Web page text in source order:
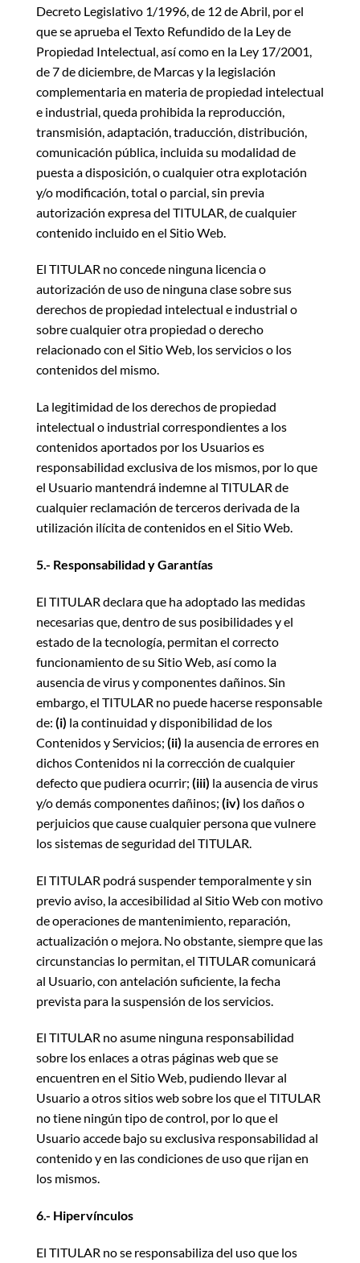
Decreto Legislativo 1/1996, de 12 de Abril, por el
que se aprueba el Texto Refundido de la Ley de
Propiedad Intelectual, así como en la Ley 17/2001,
de 7 de diciembre, de Marcas y la legislación
complementaria en materia de propiedad intelectual
e industrial, queda prohibida la reproducción,
transmisión, adaptación, traducción, distribución,
comunicación pública, incluida su modalidad de
puesta a disposición, o cualquier otra explotación
y/o modificación, total o parcial, sin previa
autorización expresa del TITULAR, de cualquier
contenido incluido en el Sitio Web.
El TITULAR no concede ninguna licencia o
autorización de uso de ninguna clase sobre sus
derechos de propiedad intelectual e industrial o
sobre cualquier otra propiedad o derecho
relacionado con el Sitio Web, los servicios o los
contenidos del mismo.
La legitimidad de los derechos de propiedad
intelectual o industrial correspondientes a los
contenidos aportados por los Usuarios es
responsabilidad exclusiva de los mismos, por lo que
el Usuario mantendrá indemne al TITULAR de
cualquier reclamación de terceros derivada de la
utilización ilícita de contenidos en el Sitio Web.
5.- Responsabilidad y Garantías
El TITULAR declara que ha adoptado las medidas
necesarias que, dentro de sus posibilidades y el
estado de la tecnología, permitan el correcto
funcionamiento de su Sitio Web, así como la
ausencia de virus y componentes dañinos. Sin
embargo, el TITULAR no puede hacerse responsable
de: (i) la continuidad y disponibilidad de los
Contenidos y Servicios; (ii) la ausencia de errores en
dichos Contenidos ni la corrección de cualquier
defecto que pudiera ocurrir; (iii) la ausencia de virus
y/o demás componentes dañinos; (iv) los daños o
perjuicios que cause cualquier persona que vulnere
los sistemas de seguridad del TITULAR.
El TITULAR podrá suspender temporalmente y sin
previo aviso, la accesibilidad al Sitio Web con motivo
de operaciones de mantenimiento, reparación,
actualización o mejora. No obstante, siempre que las
circunstancias lo permitan, el TITULAR comunicará
al Usuario, con antelación suficiente, la fecha
prevista para la suspensión de los servicios.
El TITULAR no asume ninguna responsabilidad
sobre los enlaces a otras páginas web que se
encuentren en el Sitio Web, pudiendo llevar al
Usuario a otros sitios web sobre los que el TITULAR
no tiene ningún tipo de control, por lo que el
Usuario accede bajo su exclusiva responsabilidad al
contenido y en las condiciones de uso que rijan en
los mismos.
6.- Hipervínculos
El TITULAR no se responsabiliza del uso que los